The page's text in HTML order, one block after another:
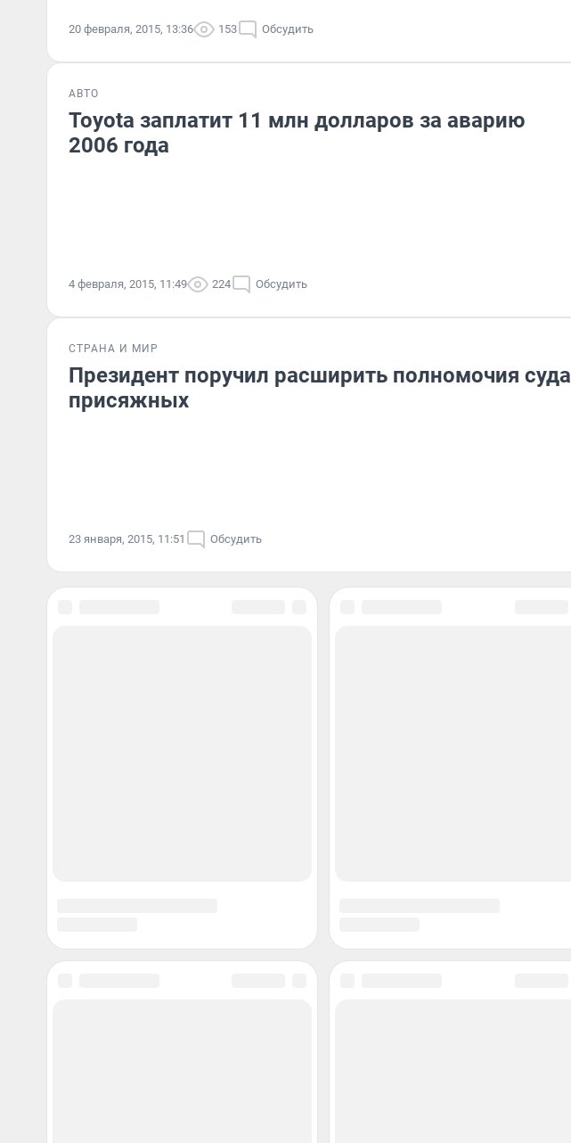
20 февраля, 2015, 13:36 153 Обсудить
АВТО
Toyota заплатит 11 млн долларов за аварию
2006 года
4 февраля, 2015, 11:49 224 Обсудить
СТРАНА И МИР
Президент поручил расширить полномочия суда
присяжных
23 января, 2015, 11:51 Обсудить